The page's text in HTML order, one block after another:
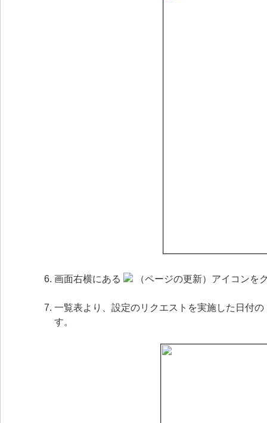
画面右横にある （ページの更新）アイコンを
一覧表より、設定のリクエストを実施した日付
す。